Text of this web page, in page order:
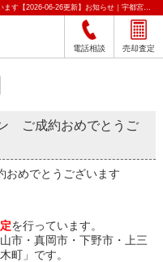
宇都宮市下戸祭 中古マンション ご成約おめでとうございます【2026-06-26更新】お知らせ｜宇都宮市の不動産をクイック売却査定｜宇都宮不動産
電話相談 売却査定
ご成約おめでとうご
おめでとうございます
を行っています。
市・真岡市・下野市・上三
町」です。